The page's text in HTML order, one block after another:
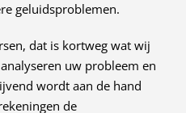
geluidsproblemen.
dat is kortweg wat wij
uw probleem en
wordt aan de hand
de